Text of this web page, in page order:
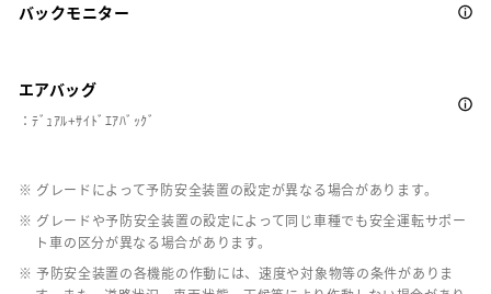
バックモニター
エアバッグ
：ﾃﾞｭｱﾙ+ｻｲﾄﾞｴｱﾊﾞｯｸﾞ
※ グレードによって予防安全装置の設定が異なる場合があります。
※ グレードや予防安全装置の設定によって同じ車種でも安全運転サポー
ト車の区分が異なる場合があります。
※ 予防安全装置の各機能の作動には、速度や対象物等の条件がありま